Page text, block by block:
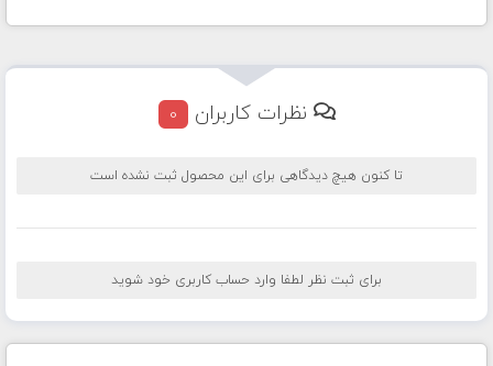
نظرات کاربران 0
تا کنون هیچ دیدگاهی برای این محصول ثبت نشده است
برای ثبت نظر لطفا وارد حساب کاربری خود شوید